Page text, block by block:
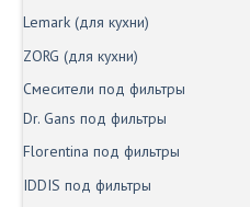
Lemark (для кухни)
ZORG (для кухни)
Смесители под фильтры
Dr. Gans под фильтры
Florentina под фильтры
IDDIS под фильтры